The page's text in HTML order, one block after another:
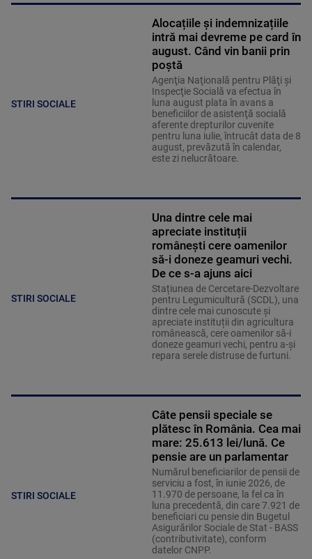
STIRI SOCIALE
Alocațiile și indemnizațiile
intră mai devreme pe card în
august. Când vin banii prin
poștă
Agenţia Naţională pentru Plăţi şi
Inspecţie Socială va efectua în
luna august plata în avans a
beneficiilor de asistenţă socială
aferente drepturilor cuvenite
pentru luna iulie, întrucât data de 8
august, prevăzută în calendar,
este zi nelucrătoare.
STIRI SOCIALE
Una dintre cele mai
apreciate instituții
românești cere oamenilor
să-i doneze geamuri vechi.
De ce s-a ajuns aici
Stațiunea de Cercetare-Dezvoltare
pentru Legumicultură (SCDL), una
dintre cele mai cunoscute și
apreciate instituții din agricultura
românească, cere oamenilor să-i
doneze geamuri vechi, pentru a-și
repara serele distruse de furtuni.
STIRI SOCIALE
Câte pensii speciale se
plătesc în România. Cea mai
mare: 25.613 lei/lună. Ce
pensie are un parlamentar
Numărul beneficiarilor de pensii de
serviciu a fost, în iunie 2026, de
11.970 de persoane, la fel ca în
luna precedentă, din care 7.921 de
beneficiari cu pensie din Bugetul
Asigurărilor Sociale de Stat - BASS
(contributivitate), conform
datelor CNPP.